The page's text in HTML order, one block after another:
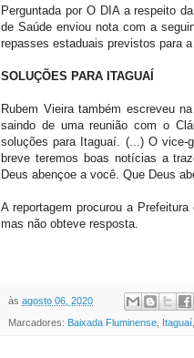
Perguntada por O DIA a respeito
de Saúde enviou nota com a
repasses estaduais previstos para a
SOLUÇÕES PARA ITAGUAÍ
Rubem Vieira também escreveu
saindo de uma reunião com o
soluções para Itaguaí. (...) O vice-
breve teremos boas notícias a
Deus abençoe a você. Que Deus
A reportagem procurou a
mas não obteve resposta.
às agosto 06, 2020
Marcadores: Baixada Fluminense Itaguaí